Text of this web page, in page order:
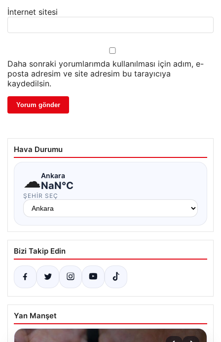
İnternet sitesi
Daha sonraki yorumlarımda kullanılması için adım, e-
posta adresim ve site adresim bu tarayıcıya
kaydedilsin.
Hava Durumu
☁Ankara
NaN°C
ŞEHIR SEÇ
Bizi Takip Edin
Yan Manşet